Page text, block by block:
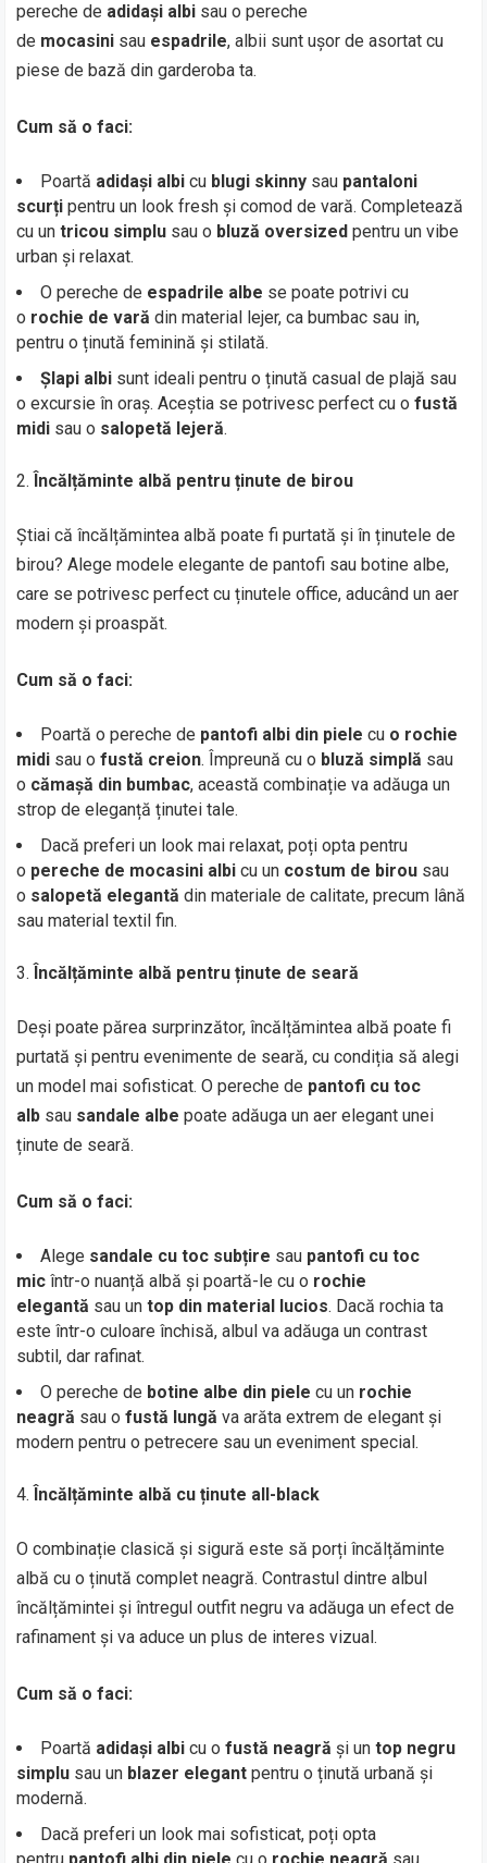
pereche de adidași albi sau o pereche
de mocasini sau espadrile, albii sunt ușor de asortat cu
piese de bază din garderoba ta.
Cum să o faci:
Poartă adidași albi cu blugi skinny sau pantaloni
scurți pentru un look fresh și comod de vară. Completează
cu untricou simplu sau o bluză oversized pentru un vibe
urban și relaxat.
O pereche de espadrile albe se poate potrivi cu
o rochie de vară din material lejer, ca bumbac sau in,
pentru o ținută feminină și stilată.
Șlapi albi sunt ideali pentru o ținută casual de plajă sau
o excursie în oraș. Aceștia se potrivesc perfect cu ofustă
midi sau o salopetă lejeră.
Încălțăminte albă pentru ținute de birou
Știai că încălțămintea albă poate fi purtată și în ținutele de
birou? Alege modele elegante de pantofi sau botine albe,
care se potrivesc perfect cu ținutele office, aducând un aer
modern și proaspăt.
Cum să o faci:
Poartă o pereche de pantofi albi din piele cu o rochie
midi sau ofustă creion. Împreună cu o bluză simplă sau
o cămașă din bumbac, această combinație va adăuga un
strop de eleganță ținutei tale.
Dacă preferi un look mai relaxat, poți opta pentru
o pereche de mocasini albi cu un costum de birou sau
o salopetă elegantă din materiale de calitate, precum lână
sau material textil fin.
Încălțăminte albă pentru ținute de seară
Deși poate părea surprinzător, încălțămintea albă poate fi
purtată și pentru evenimente de seară, cu condiția să alegi
un model mai sofisticat. O pereche de pantofi cu toc
alb sau sandale albe poate adăuga un aer elegant unei
ținute de seară.
Cum să o faci:
Alege sandale cu toc subțire sau pantofi cu toc
mic într-o nuanță albă și poartă-le cu o rochie
elegantă sau untop din material lucios. Dacă rochia ta
este într-o culoare închisă, albul va adăuga un contrast
subtil, dar rafinat.
O pereche de botine albe din piele cu un rochie
neagră sau ofustă lungă va arăta extrem de elegant și
modern pentru o petrecere sau un eveniment special.
Încălțăminte albă cu ținute all-black
O combinație clasică și sigură este să porți încălțăminte
albă cu o ținută complet neagră. Contrastul dintre albul
încălțămintei și întregul outfit negru va adăuga un efect de
rafinament și va aduce un plus de interes vizual.
Cum să o faci:
Poartă adidași albi cu ofustă neagră și untop negru
simplu sau un blazer elegant pentru o ținută urbană și
modernă.
Dacă preferi un look mai sofisticat, poți opta